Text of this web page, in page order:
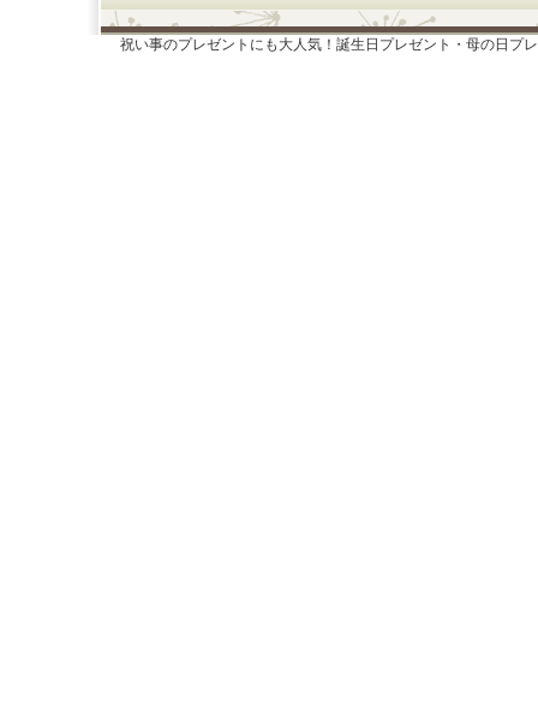
祝い事のプレゼントにも大人気！誕生日プレゼント・母の日プ